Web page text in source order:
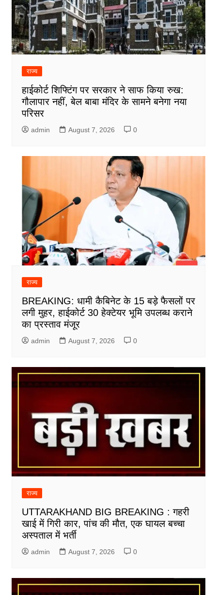
राज्य
हाईकोर्ट शिफ्टिंग पर सरकार ने साफ किया रुख:
गौलापार नहीं, बेल बाबा मंदिर के सामने बनेगा नया
परिसर
admin August 7, 2026 0
राज्य
BREAKING: धामी कैबिनेट के 15 बड़े फैसलों पर
लगी मुहर, हाईकोर्ट 30 हेक्टेयर भूमि उपलब्ध कराने
का प्रस्ताव मंजूर
admin August 7, 2026 0
राज्य
UTTARAKHAND BIG BREAKING : गहरी
खाई में गिरी कार, पांच की मौत, एक घायल बच्चा
अस्पताल में भर्ती
admin August 7, 2026 0